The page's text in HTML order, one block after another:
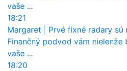
vaše ...
18:21
Margaret
Prvé fixné radary sú na Slovensku.
Finančný podvod vám nielenže
vaše ...
18:20